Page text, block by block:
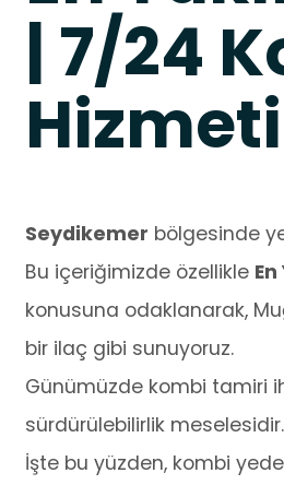
| 7/24
Hizmeti
Seydikemer bölgesinde
Bu içeriğimizde özellikle
konusuna odaklanarak,
bir ilaç gibi sunuyoruz.
Günümüzde kombi tamiri
sürdürülebilirlik meselesidir.
İşte bu yüzden, kombi